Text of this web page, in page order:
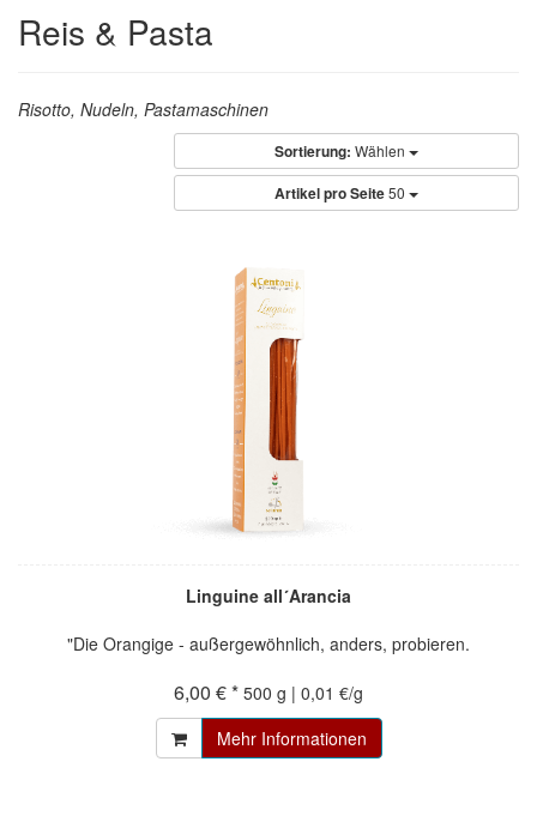
Reis & Pasta
Risotto, Nudeln, Pastamaschinen
Sortierung: Wählen
Artikel pro Seite50
Linguine all´Arancia
"Die Orangige - außergewöhnlich, anders, probieren.
6,00 € * 500 g | 0,01 €/g
Mehr Informationen